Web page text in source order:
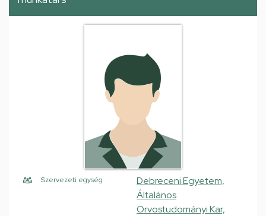
Szervezeti egység
Debreceni Egyetem,
Általános
Orvostudományi Kar,